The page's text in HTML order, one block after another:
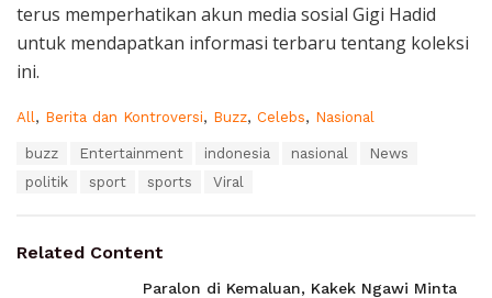
terus memperhatikan akun media sosial Gigi Hadid
untuk mendapatkan informasi terbaru tentang koleksi
ini.
C
All , Berita dan Kontroversi, Buzz, Celebs, Nasional
buzz Entertainment indonesia nasional
News
politik
sport sports Viral
Related Content
Paralon di Kemaluan, Kakek Ngawi Minta